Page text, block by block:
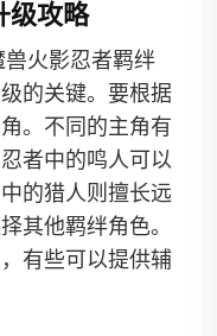
级攻略
火影忍者羁绊
的关键。要根据
。不同的主角有
者中的鸣人可以
的猎人则擅长远
其他羁绊角色。
有些可以提供辅